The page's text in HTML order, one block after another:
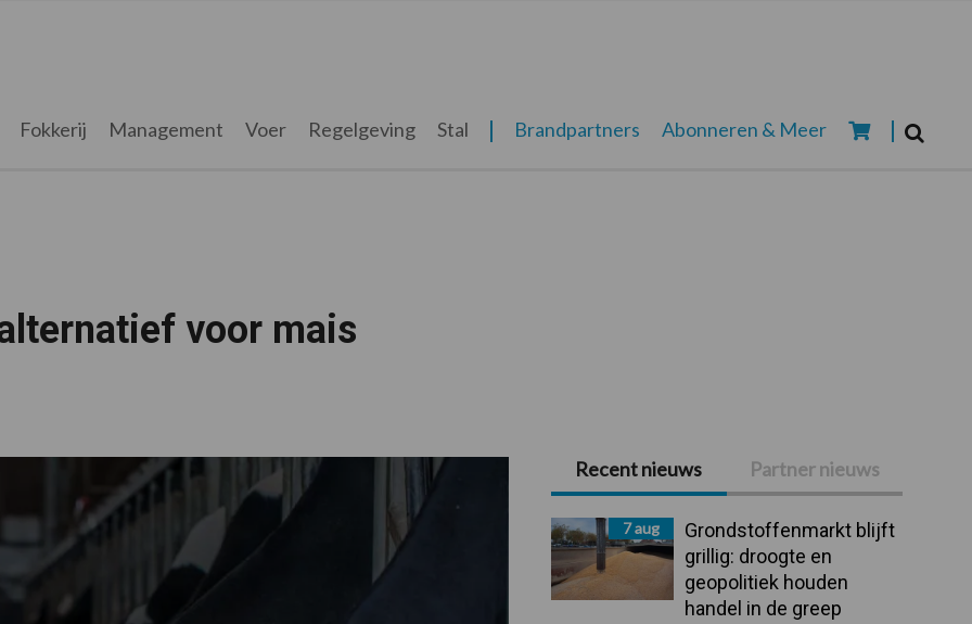
Fokkerij Management Voer Regelgeving Stal Brandpartners Abonneren & Meer
voor mais
Primaire
Sidebar
Recent nieuws Partner nieuws
7 aug
Grondstoffenmarkt blijft
grillig: droogte en
geopolitiek houden
handel in de greep